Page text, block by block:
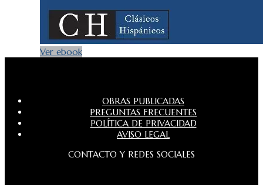
Ver ebook
OBRAS PUBLICADAS
PREGUNTAS FRECUENTES
POLÍTICA DE PRIVACIDAD
AVISO LEGAL
CONTACTO Y REDES SOCIALES